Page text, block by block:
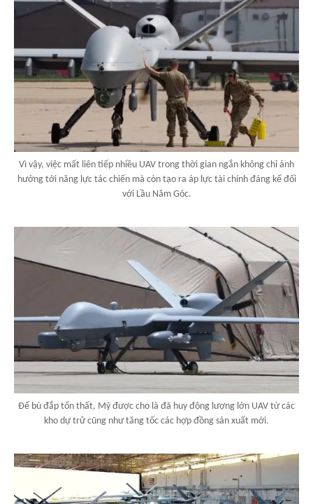
Vì vậy, việc mất liên tiếp nhiều UAV trong thời gian ngắn không chỉ ảnh
hưởng tới năng lực tác chiến mà còn tạo ra áp lực tài chính đáng kể đối
với Lầu Năm Góc.
Để bù đắp tổn thất, Mỹ được cho là đã huy động lượng lớn UAV từ các
kho dự trữ cũng như tăng tốc các hợp đồng sản xuất mới.